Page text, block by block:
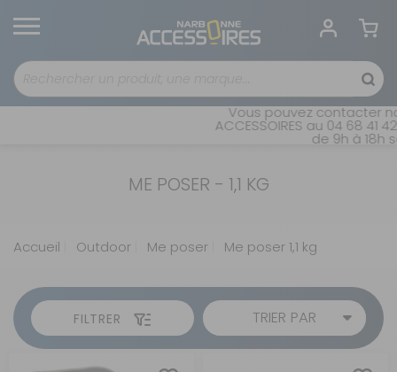
Vous pouvez contacter
ACCESSOIRES au 04 68 41
de 9h à 18h
ME POSER - 1,1 KG
Accueil Outdoor Me poser Me poser 1,1 kg
FILTRER TRIER PAR